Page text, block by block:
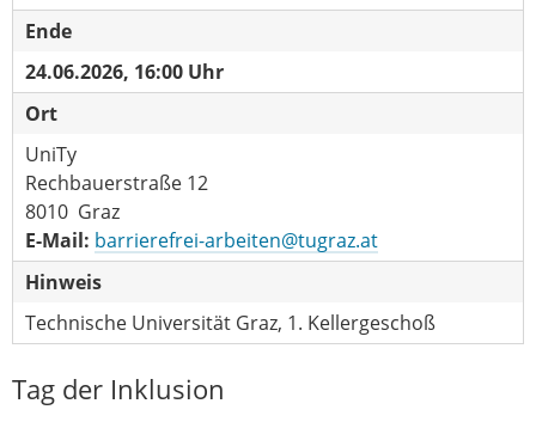
Ende
24.06.2026, 16:00 Uhr
Ort
UniTy
Rechbauerstraße 12
8010 Graz
E-Mail: barrierefrei-arbeiten@tugraz.at
Hinweis
Technische Universität Graz, 1. Kellergeschoß
Tag der Inklusion